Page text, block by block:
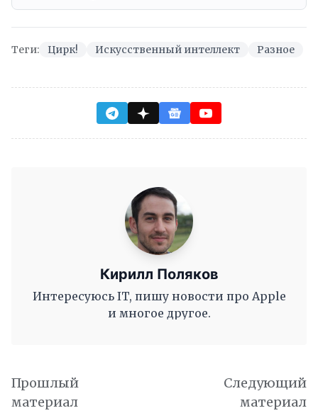
Теги: Цирк! Искусственный интеллект Разное
Кирилл Поляков
Интересуюсь IT, пишу новости про Apple
и многое другое.
Прошлый
материал
Следующий
материал